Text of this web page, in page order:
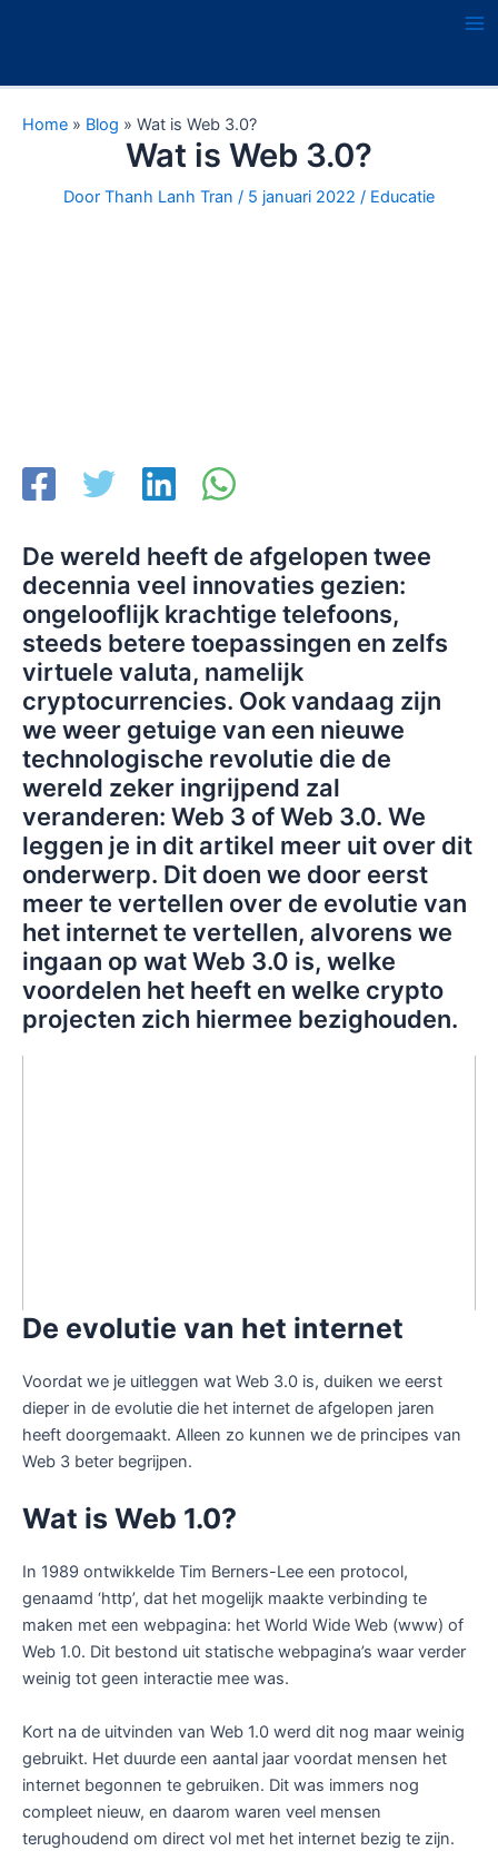
inhoud
Home » Blog » Wat is Web 3.0?
Wat is Web 3.0?
Door Thanh Lanh Tran / 5 januari 2022 / Educatie
De wereld heeft de afgelopen twee
decennia veel innovaties gezien:
ongelooflijk krachtige telefoons,
steeds betere toepassingen en zelfs
virtuele valuta, namelijk
cryptocurrencies. Ook vandaag zijn
we weer getuige van een nieuwe
technologische revolutie die de
wereld zeker ingrijpend zal
veranderen: Web 3 of Web 3.0. We
leggen je in dit artikel meer uit over dit
onderwerp. Dit doen we door eerst
meer te vertellen over de evolutie van
het internet te vertellen, alvorens we
ingaan op wat Web 3.0 is, welke
voordelen het heeft en welke crypto
projecten zich hiermee bezighouden.
De evolutie van het internet
Voordat we je uitleggen wat Web 3.0 is, duiken we eerst
dieper in de evolutie die het internet de afgelopen jaren
heeft doorgemaakt. Alleen zo kunnen we de principes van
Web 3 beter begrijpen.
Wat is Web 1.0?
In 1989 ontwikkelde Tim Berners-Lee een protocol,
genaamd ‘http’, dat het mogelijk maakte verbinding te
maken met een webpagina: het World Wide Web (www) of
Web 1.0. Dit bestond uit statische webpagina’s waar verder
weinig tot geen interactie mee was.
Kort na de uitvinden van Web 1.0 werd dit nog maar weinig
gebruikt. Het duurde een aantal jaar voordat mensen het
internet begonnen te gebruiken. Dit was immers nog
compleet nieuw, en daarom waren veel mensen
terughoudend om direct vol met het internet bezig te zijn.